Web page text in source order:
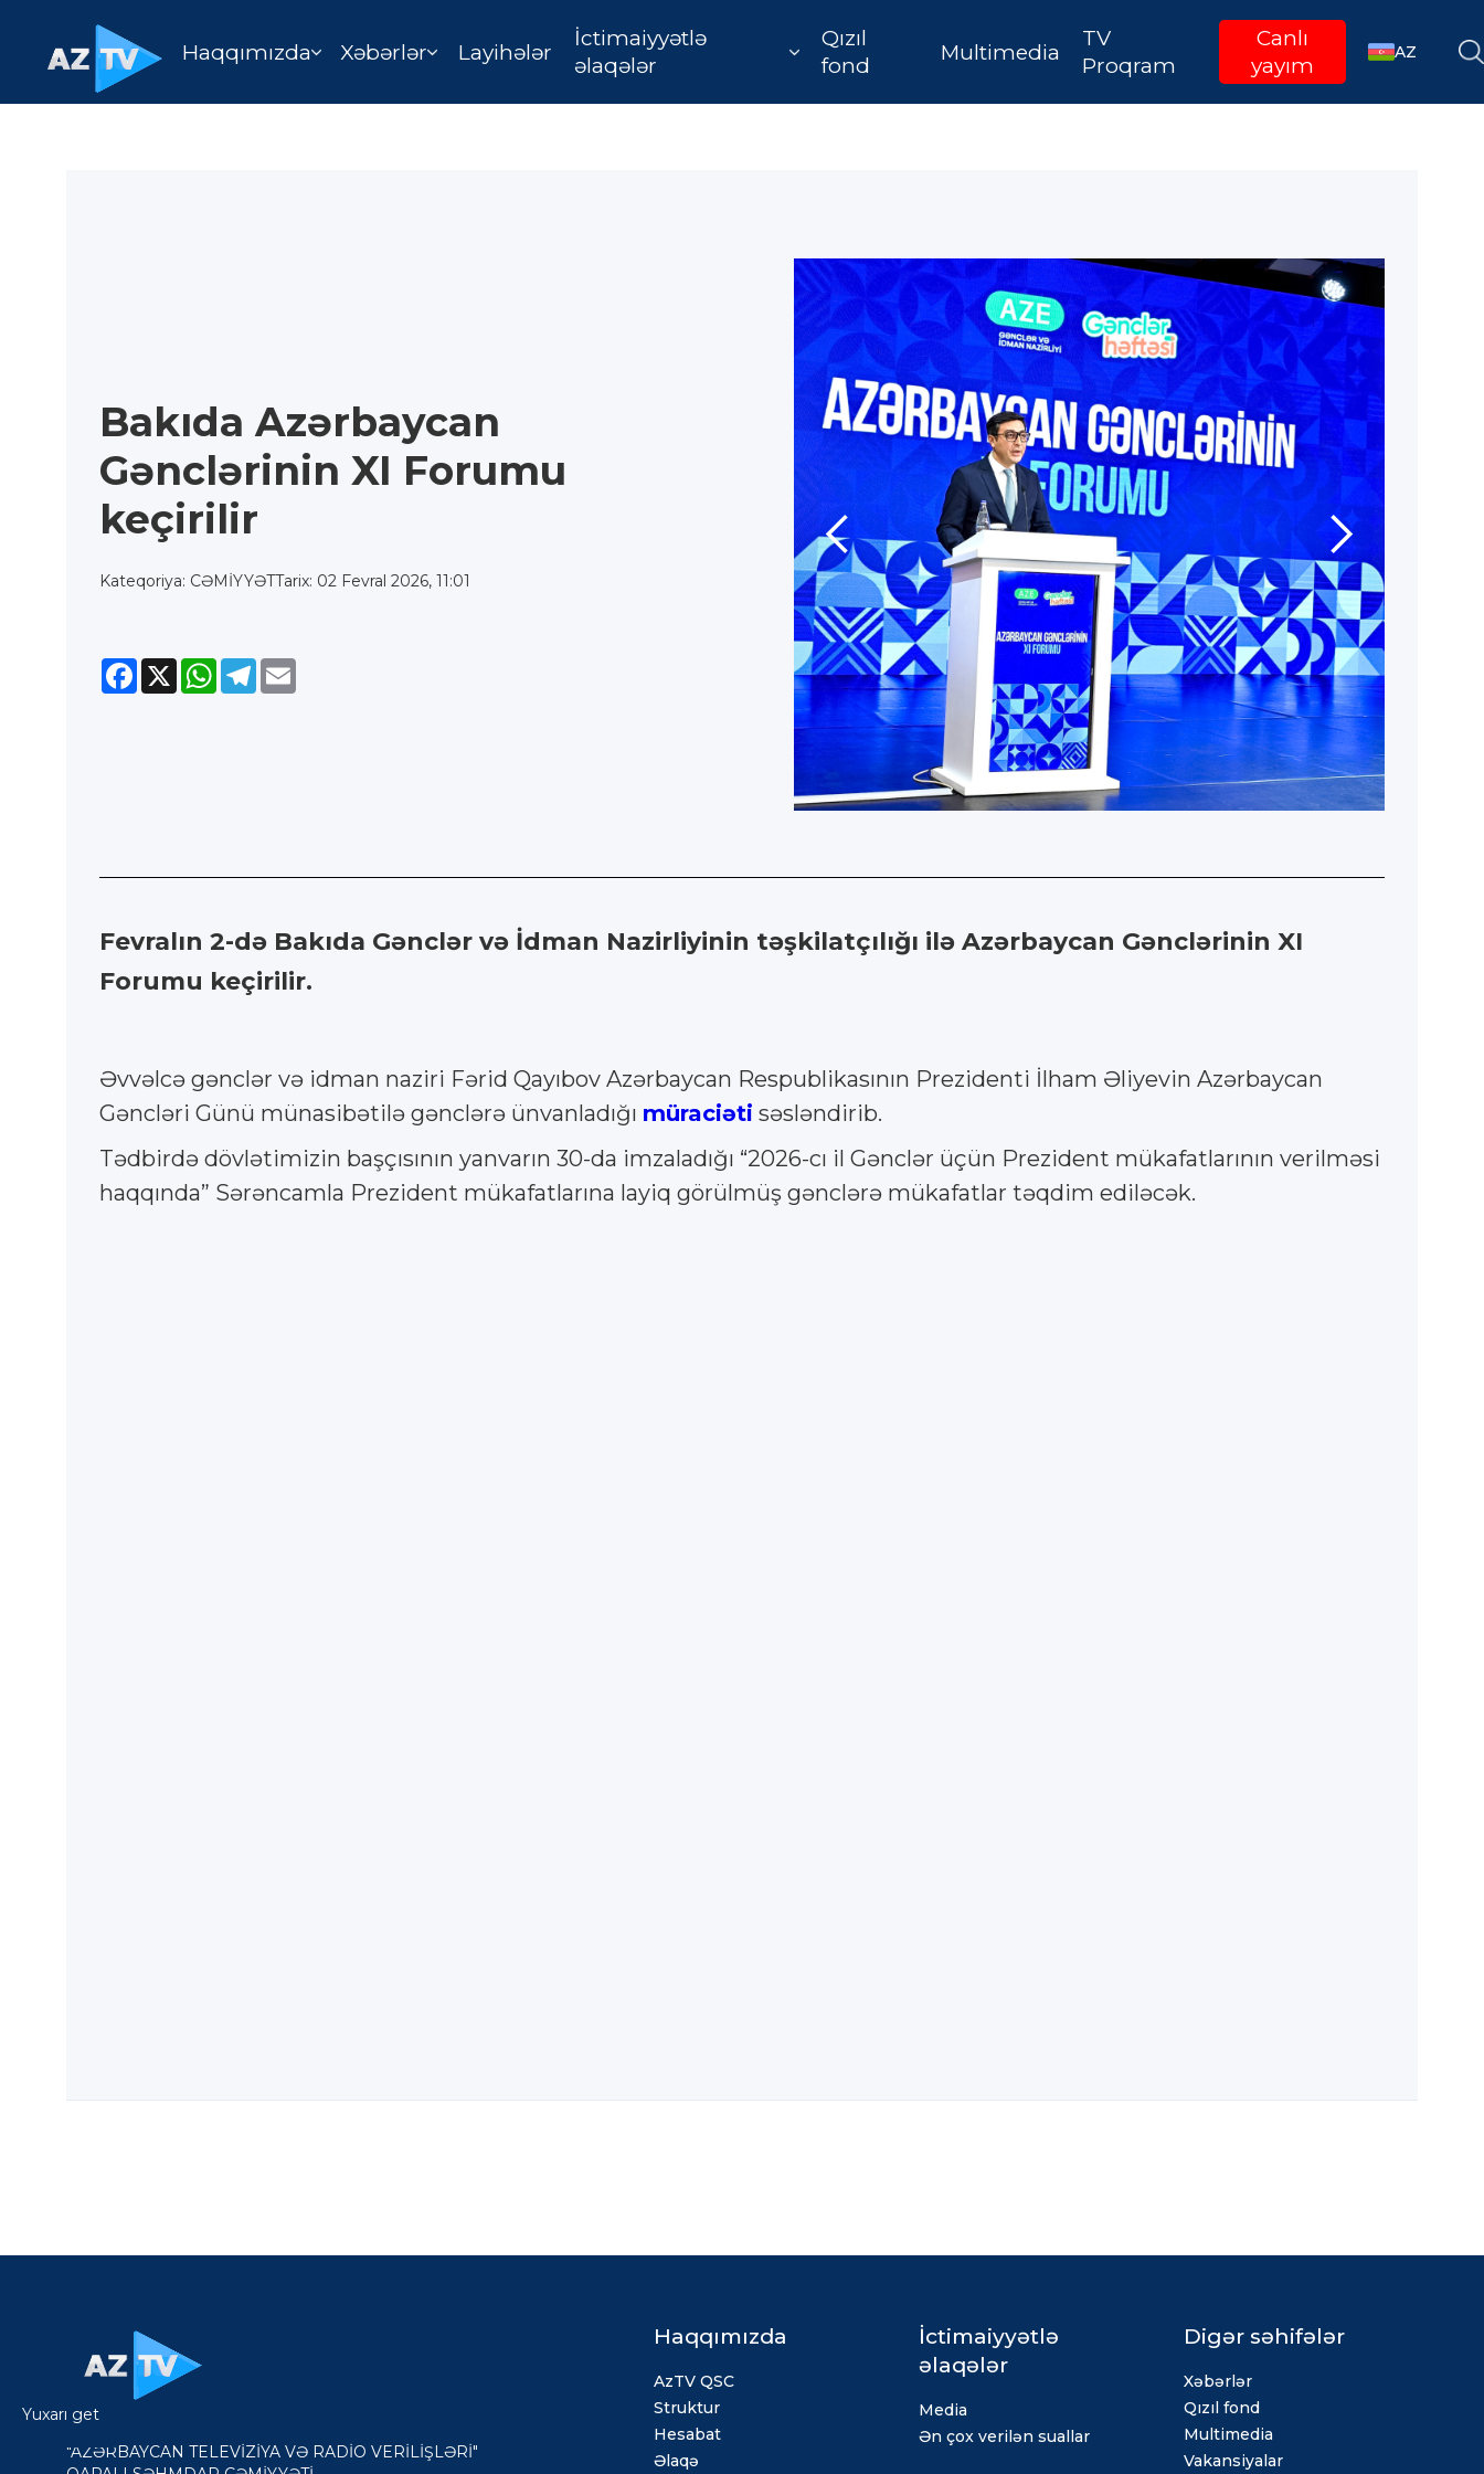
Haqqımızda Xəbərlər Layihələr
İctimaiyyətlə
əlaqələr
Qızıl
fond
Multimedia
TV
Proqram
Canlı
yayım
AZ
Bakıda Azərbaycan
Gənclərinin XI Forumu
keçirilir
Kateqoriya: CƏMİYYƏTTarix: 02 Fevral 2026, 11:01
Facebook
X WhatsApp
Telegram
Fevralın 2-də Bakıda Gənclər və İdman Nazirliyinin təşkilatçılığı ilə Azərbaycan Gənclərinin XI
Forumu keçirilir.
Əvvəlcə gənclər və idman naziri Fərid Qayıbov Azərbaycan Respublikasının Prezidenti İlham Əliyevin Azərbaycan
Gəncləri Günü münasibətilə gənclərə ünvanladığı müraciəti səsləndirib.
Tədbirdə dövlətimizin başçısının yanvarın 30-da imzaladığı “2026-cı il Gənclər üçün Prezident mükafatlarının verilməsi
haqqında” Sərəncamla Prezident mükafatlarına layiq görülmüş gənclərə mükafatlar təqdim ediləcək.
"AZƏRBAYCAN TELEVİZİYA VƏ RADİO VERİLİŞLƏRİ"
Haqqımızda
AzTV QSC
Struktur
Hesabat
Əlaqə
İctimaiyyətlə
əlaqələr
Media
Ən çox verilən suallar
Digər səhifələr
Xəbərlər
Qızıl fond
Multimedia
Vakansiyalar
Yuxarı get